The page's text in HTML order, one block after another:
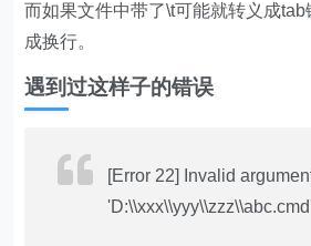
而如果文件中带了\t可能就转义成
成换行。
遇到过这样子的错误
[Error 22] Invalid